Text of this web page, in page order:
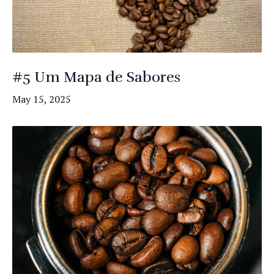
#5 Um Mapa de Sabores
May 15, 2025